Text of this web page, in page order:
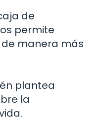
de
permite
manera más
plantea
la